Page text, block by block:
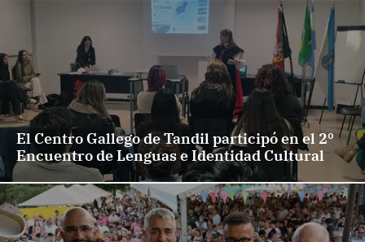
El Centro Gallego de Tandil participó en el 2º
Encuentro de Lenguas e Identidad Cultural